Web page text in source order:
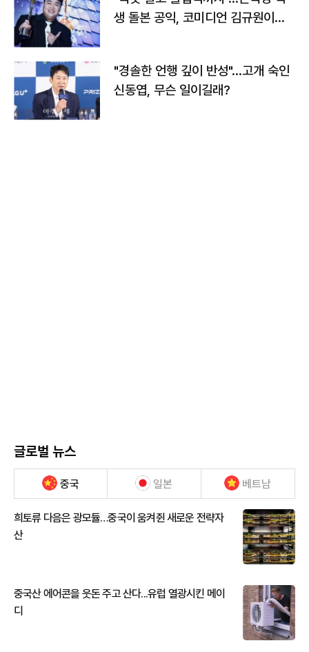
생 돌본 공익, 코미디언 김규원이었
"경솔한 언행 깊이 반성"…고개 숙인
신동엽, 무슨 일이길래?
글로벌 뉴스
중국 일본 베트남
희토류 다음은 광모듈…중국이 움켜쥔 새로운 전략자
산
중국산 에어콘을 웃돈 주고 산다...유럽 열광시킨 메이
디